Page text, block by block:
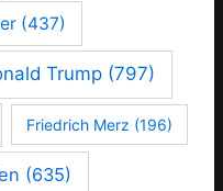
(437)
Trump(797)
Friedrich Merz (196)
(635)